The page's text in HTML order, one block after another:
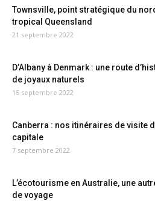
Townsville, point stratégique du
tropical Queensland
21 septembre 2022
D’Albany à Denmark : une route
de joyaux naturels
15 septembre 2022
Canberra : nos itinéraires de visite
capitale
7 septembre 2022
L’écotourisme en Australie, une
de voyage